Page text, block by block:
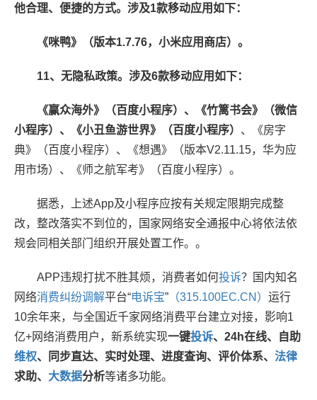
他合理、便捷的方式。涉及1款移动应用如下：
《咪鸭》（版本1.7.76，小米应用商店）。
11、无隐私政策。涉及6款移动应用如下：
《赢众海外》（百度小程序）、《竹篱书会》（微信
小程序）、《小丑鱼游世界》（百度小程序） 、《房字
典》（百度小程序）、《想遇》（版本V2.11.15，华为应
用市场）、《师之航军考》（百度小程序）。
据悉，上述App及小程序应按有关规定限期完成整
改，整改落实不到位的，国家网络安全通报中心将依法依
规会同相关部门组织开展处置工作。。
APP违规打扰不胜其烦，消费者如何投诉？国内知名
网络消费纠纷调解平台“电诉宝” （315.100EC.CN） 运行
10余年来，与全国近千家网络消费平台建立对接，影响1
亿+网络消费用户，新系统实现一键投诉、24h在线、自助
维权、同步直达、实时处理、进度查询、评价体系、 法律
求助、 大数据分析等诸多功能。